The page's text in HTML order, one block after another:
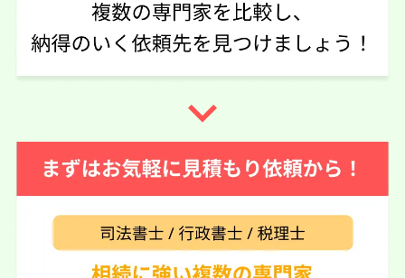
実際に依頼した感想
立ち居振る舞いが穏やかな感じがして相談がしやすい（質
問すると真摯に答えてくれました）
60代 女性(福島県) 5
相続センター郡山（司法書士はちの
き法務事務所）
話しやすさ 5説明のわかりやすさ 5 対応スピード
5
navigate_next